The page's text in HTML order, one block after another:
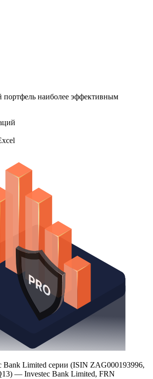
портфель наиболее эффективным
Bank Limited серии (ISIN ZAG000193996,
— Investec Bank Limited, FRN